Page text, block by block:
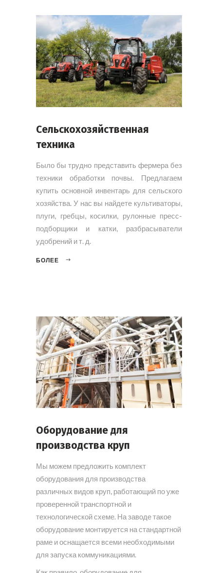
Сельскохозяйственная
техника
Было бы трудно представить фермера без
техники обработки почвы. Предлагаем
купить основной инвентарь для сельского
хозяйства. У нас вы найдете культиваторы,
плуги, гребцы, косилки, рулонные пресс-
подборщики и катки, разбрасыватели
удобрений и т. д.
БОЛЕЕ
Оборудование для
производства круп
Мы можем предложить комплект
оборудования для производства
различных видов круп, работающий по уже
проверенной транспортной и
технологической схеме. На заводе такое
оборудование монтируется на стандартной
раме и оснащается всеми необходимыми
для запуска коммуникациями.